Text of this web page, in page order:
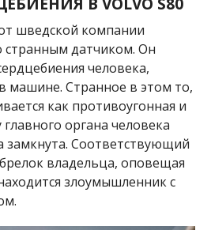
шведской компании
странным датчиком. Он
человека,
машине. Странное в этом то,
как противоугонная и
органа человека
замкнута. Соответствующий
владельца, оповещая
злоумышленник с